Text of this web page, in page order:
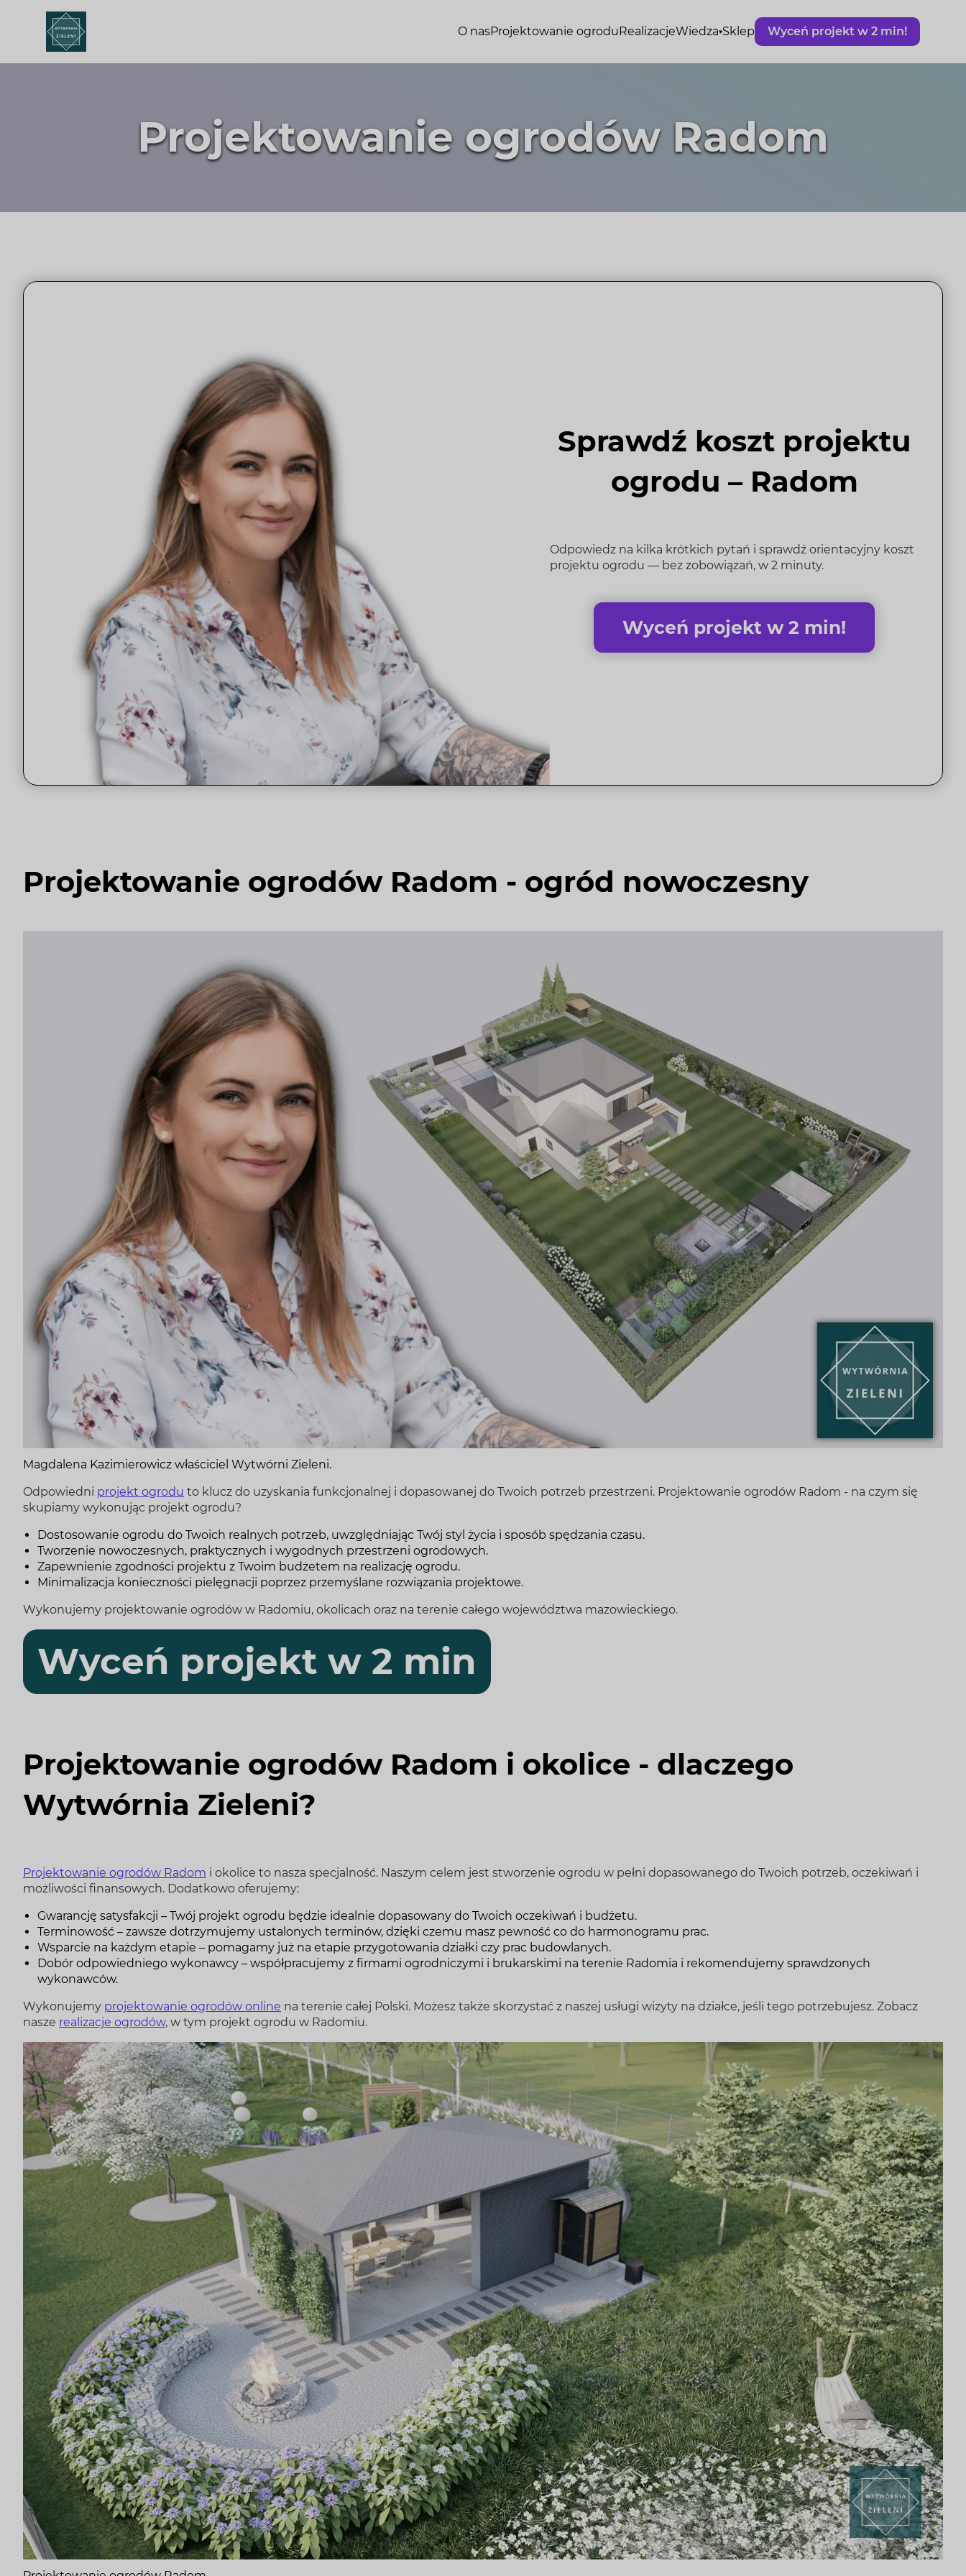
O nasProjektowanie ogroduRealizacjeWiedza Sklep Wyceń projekt w 2 min!
Projektowanie ogrodów Radom
Sprawdź koszt projektu
ogrodu – Radom
Odpowiedz na kilka krótkich pytań i sprawdź orientacyjny koszt
projektu ogrodu — bez zobowiązań, w 2 minuty.
Wyceń projekt w 2 min!
Projektowanie ogrodów Radom - ogród nowoczesny
Magdalena Kazimierowicz właściciel Wytwórni Zieleni.
Odpowiedni projekt ogrodu to klucz do uzyskania funkcjonalnej i dopasowanej do Twoich potrzeb przestrzeni. Projektowanie ogrodów Radom - na czym się
skupiamy wykonując projekt ogrodu?
Dostosowanie ogrodu do Twoich realnych potrzeb, uwzględniając Twój styl życia i sposób spędzania czasu.
Tworzenie nowoczesnych, praktycznych i wygodnych przestrzeni ogrodowych.
Zapewnienie zgodności projektu z Twoim budżetem na realizację ogrodu.
Minimalizacja konieczności pielęgnacji poprzez przemyślane rozwiązania projektowe.
Wykonujemy projektowanie ogrodów w Radomiu, okolicach oraz na terenie całego województwa mazowieckiego.
Wyceń projekt w 2 min
Projektowanie ogrodów Radom i okolice - dlaczego
Wytwórnia Zieleni?
Projektowanie ogrodów Radom i okolice to nasza specjalność. Naszym celem jest stworzenie ogrodu w pełni dopasowanego do Twoich potrzeb, oczekiwań i
możliwości finansowych. Dodatkowo oferujemy:
Gwarancję satysfakcji – Twój projekt ogrodu będzie idealnie dopasowany do Twoich oczekiwań i budżetu.
Terminowość – zawsze dotrzymujemy ustalonych terminów, dzięki czemu masz pewność co do harmonogramu prac.
Wsparcie na każdym etapie – pomagamy już na etapie przygotowania działki czy prac budowlanych.
Dobór odpowiedniego wykonawcy – współpracujemy z firmami ogrodniczymi i brukarskimi na terenie Radomia i rekomendujemy sprawdzonych
wykonawców.
Wykonujemy projektowanie ogrodów online na terenie całej Polski. Możesz także skorzystać z naszej usługi wizyty na działce, jeśli tego potrzebujesz. Zobacz
nasze realizacje ogrodów, w tym projekt ogrodu w Radomiu.